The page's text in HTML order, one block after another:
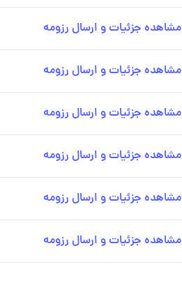
مشاهده جزئیات و ارسال رزومه
مشاهده جزئیات و ارسال رزومه
مشاهده جزئیات و ارسال رزومه
مشاهده جزئیات و ارسال رزومه
مشاهده جزئیات و ارسال رزومه
مشاهده جزئیات و ارسال رزومه